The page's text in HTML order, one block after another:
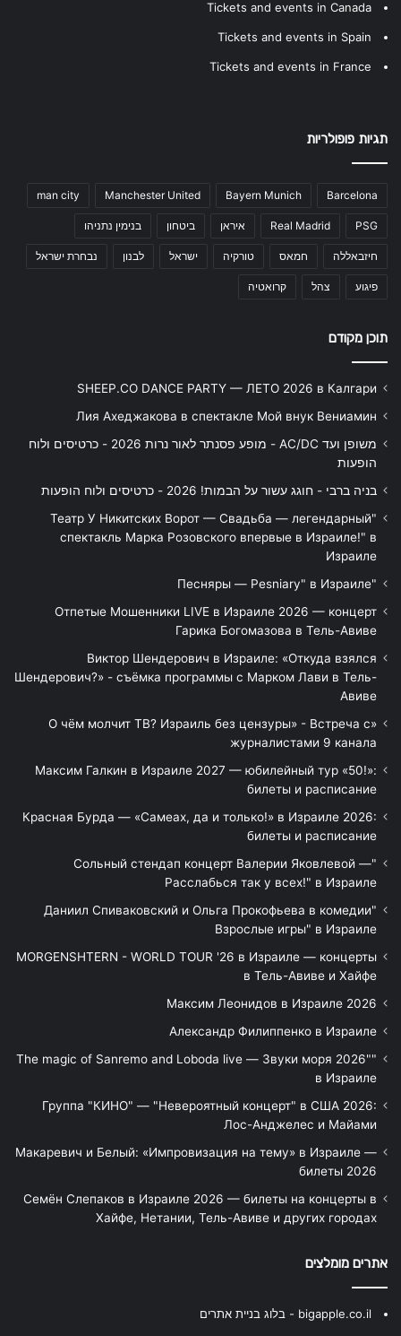
Tickets and events in Canada
Tickets and events in Spain
Tickets and events in France
תגיות פופולריות
Barcelona
Bayern Munich
Manchester United
man city
PSG
Real Madrid איראן ביטחון בנימין נתניהו
חיזבאללה חמאס טורקיה ישראל לבנון נבחרת ישראל
פיגוע צהל קרואטיה
תוכן מקודם
SHEEP.CO DANCE PARTY — ЛЕТО 2026 в Калгари
Лия Ахеджакова в спектакле Мой внук Вениамин
משופן ועד AC/DC - מופע פסנתר לאור נרות 2026 - כרטיסים ולוח
הופעות
בניה ברבי - חוגג עשור על הבמות! 2026 - כרטיסים ולוח הופעות
"Театр У Никитских Ворот — Свадьба — легендарный
спектакль Марка Розовского впервые в Израиле!" в
Израиле
"Песняры — Pesniary" в Израиле
Отпетые Мошенники LIVE в Израиле 2026 — концерт
Гарика Богомазова в Тель-Авиве
Виктор Шендерович в Израиле: «Откуда взялся
Шендерович?» - съёмка программы с Марком Лави в Тель-
Авиве
«О чём молчит ТВ? Израиль без цензуры» - Встреча с
журналистами 9 канала
Максим Галкин в Израиле 2027 — юбилейный тур «50!»:
билеты и расписание
Красная Бурда — «Самеах, да и только!» в Израиле 2026:
билеты и расписание
"Сольный стендап концерт Валерии Яковлевой —
Расслабься так у всех!" в Израиле
"Даниил Спиваковский и Ольга Прокофьева в комедии
Взрослые игры" в Израиле
MORGENSHTERN - WORLD TOUR '26 в Израиле — концерты
в Тель-Авиве и Хайфе
Максим Леонидов в Израиле 2026
Александр Филиппенко в Израиле
"The magic of Sanremo and Loboda live — Звуки моря 2026"
в Израиле
Группа "КИНО" — "Невероятный концерт" в США 2026:
Лос-Анджелес и Майами
Макаревич и Белый: «Импровизация на тему» в Израиле —
билеты 2026
Семён Слепаков в Израиле 2026 — билеты на концерты в
Хайфе, Нетании, Тель-Авиве и других городах
אתרים מומלצים
bigapple.co.il - בלוג בניית אתרים